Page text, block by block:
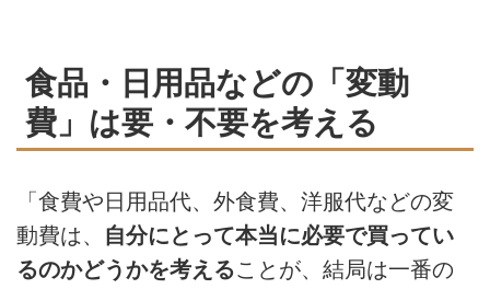
食品・日用品などの「変動
費」は要・不要を考える
「食費や日用品代、外食費、洋服代などの変
動費は、 自分にとって本当に必要で買ってい
るのかどうかを考えることが、結局は一番の